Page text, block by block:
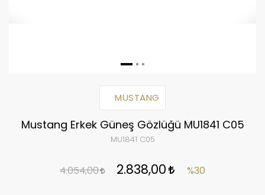
MUSTANG
Mustang Erkek Güneş Gözlüğü MU1841 C05
MU1841 C05
4.054,00 2.838,00 %30